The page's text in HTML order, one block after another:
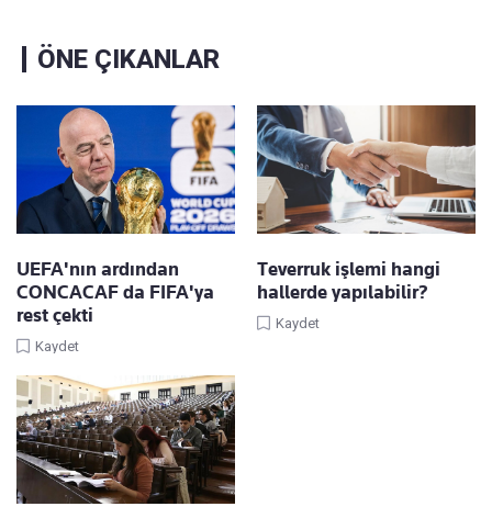
ÖNE ÇIKANLAR
UEFA'nın ardından
CONCACAF da FIFA'ya
rest çekti
Kaydet
Teverruk işlemi hangi
hallerde yapılabilir?
Kaydet